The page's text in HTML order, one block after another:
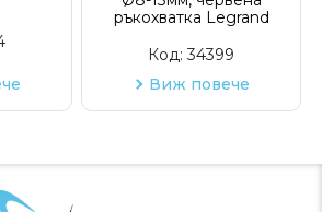
ръкохватка Legrand
Код:34399
Виж повече